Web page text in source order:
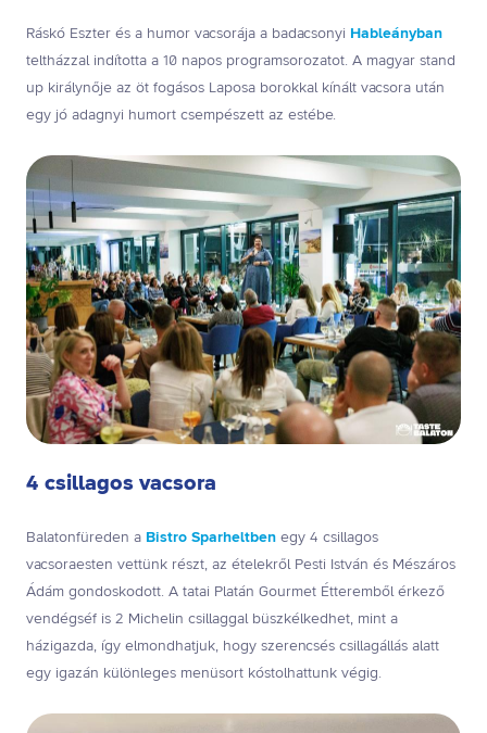
Ráskó Eszter és a humor vacsorája a badacsonyi Hableányban
teltházzal indította a 10 napos programsorozatot. A magyar stand
up királynője az öt fogásos Laposa borokkal kínált vacsora után
egy jó adagnyi humort csempészett az estébe.
4 csillagos vacsora
Balatonfüreden a Bistro Sparheltben egy 4 csillagos
vacsoraesten vettünk részt, az ételekről Pesti István és Mészáros
Ádám gondoskodott. A tatai Platán Gourmet Étteremből érkező
vendégséf is 2 Michelin csillaggal büszkélkedhet, mint a
házigazda, így elmondhatjuk, hogy szerencsés csillagállás alatt
egy igazán különleges menüsort kóstolhattunk végig.